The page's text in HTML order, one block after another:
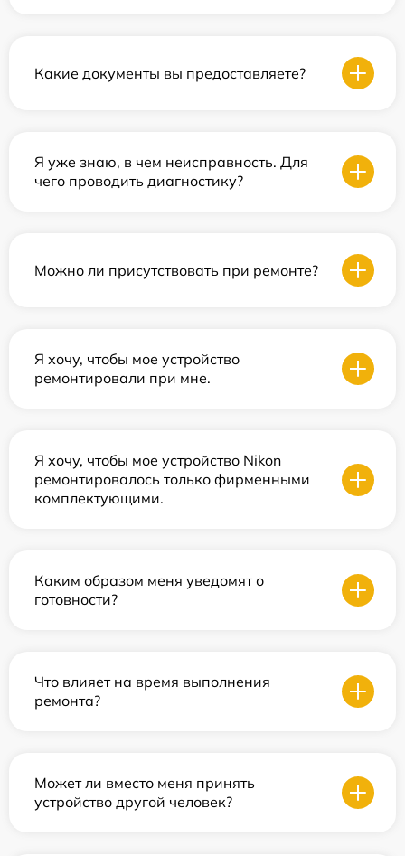
Какие документы вы предоставляете?
Я уже знаю, в чем неисправность. Для
чего проводить диагностику?
Можно ли присутствовать при ремонте?
Я хочу, чтобы мое устройство
ремонтировали при мне.
Я хочу, чтобы мое устройство Nikon
ремонтировалось только фирменными
комплектующими.
Каким образом меня уведомят о
готовности?
Что влияет на время выполнения
ремонта?
Может ли вместо меня принять
устройство другой человек?